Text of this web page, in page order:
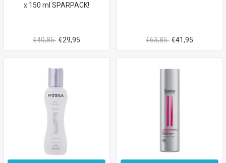
x 150 ml SPARPACK!
€40,85 €29,95 €63,85 €41,95